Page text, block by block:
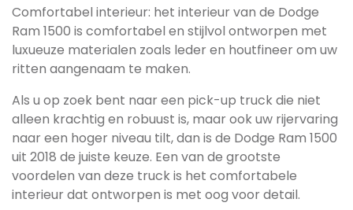
Comfortabel interieur: het interieur van de Dodge
Ram 1500 is comfortabel en stijlvol ontworpen met
luxueuze materialen zoals leder en houtfineer om uw
ritten aangenaam te maken.
Als u op zoek bent naar een pick-up truck die niet
alleen krachtig en robuust is, maar ook uw rijervaring
naar een hoger niveau tilt, dan is de Dodge Ram 1500
uit 2018 de juiste keuze. Een van de grootste
voordelen van deze truck is het comfortabele
interieur dat ontworpen is met oog voor detail.